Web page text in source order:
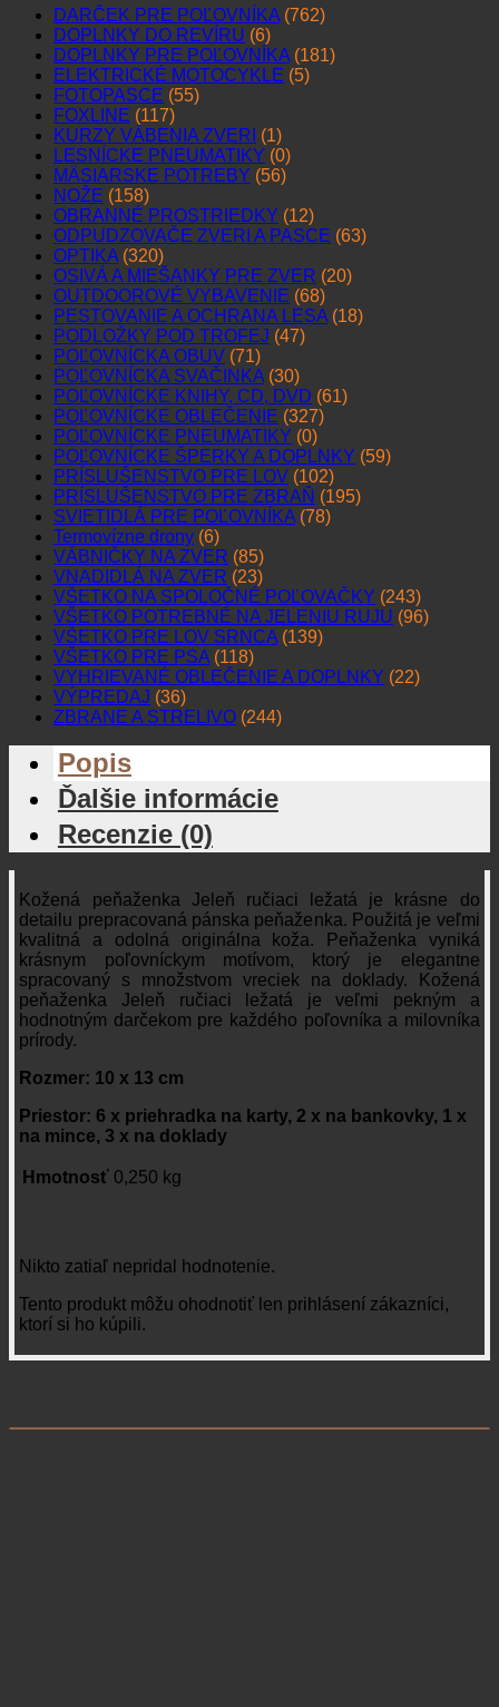
DARČEK PRE POĽOVNÍKA (762)
DOPLNKY DO REVÍRU (6)
DOPLNKY PRE POĽOVNÍKA (181)
ELEKTRICKÉ MOTOCYKLE (5)
FOTOPASCE (55)
FOXLINE (117)
KURZY VÁBENIA ZVERI (1)
LESNÍCKE PNEUMATIKY (0)
MÄSIARSKE POTREBY (56)
NOŽE (158)
OBRANNÉ PROSTRIEDKY (12)
ODPUDZOVAČE ZVERI A PASCE (63)
OPTIKA (320)
OSIVÁ A MIEŠANKY PRE ZVER (20)
OUTDOOROVÉ VYBAVENIE (68)
PESTOVANIE A OCHRANA LESA (18)
PODLOŽKY POD TROFEJ (47)
POĽOVNÍCKA OBUV (71)
POĽOVNÍCKA SVAČINKA (30)
POĽOVNÍCKE KNIHY, CD, DVD (61)
POĽOVNÍCKE OBLEČENIE (327)
POĽOVNÍCKE PNEUMATIKY (0)
POĽOVNÍCKE ŠPERKY A DOPLNKY (59)
PRÍSLUŠENSTVO PRE LOV (102)
PRÍSLUŠENSTVO PRE ZBRAŇ (195)
SVIETIDLÁ PRE POĽOVNÍKA (78)
Termovízne drony (6)
VÁBNIČKY NA ZVER (85)
VNADIDLÁ NA ZVER (23)
VŠETKO NA SPOLOČNÉ POĽOVAČKY (243)
VŠETKO POTREBNÉ NA JELENIU RUJU (96)
VŠETKO PRE LOV SRNCA (139)
VŠETKO PRE PSA (118)
VYHRIEVANÉ OBLEČENIE A DOPLNKY (22)
VÝPREDAJ (36)
ZBRANE A STRELIVO (244)
Popis
Ďalšie informácie
Recenzie (0)
Kožená peňaženka Jeleň ručiaci ležatá je krásne do
detailu prepracovaná pánska peňaženka. Použitá je veľmi
kvalitná a odolná originálna koža. Peňaženka vyniká
krásnym poľovníckym motívom, ktorý je elegantne
spracovaný s množstvom vreciek na doklady. Kožená
peňaženka Jeleň ručiaci ležatá je veľmi pekným a
hodnotným darčekom pre každého poľovníka a milovníka
prírody.
Rozmer: 10 x 13 cm
Priestor: 6 x priehradka na karty, 2 x na bankovky, 1 x
na mince, 3 x na doklady
Hmotnosť 0,250 kg
Nikto zatiaľ nepridal hodnotenie.
Tento produkt môžu ohodnotiť len prihlásení zákazníci,
ktorí si ho kúpili.